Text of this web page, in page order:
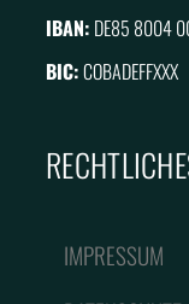
IBAN: DE85 8004
BIC:COBADEFFXXX
IMPRESSUM